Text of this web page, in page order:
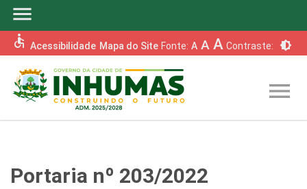
menu
accessible Acessibilidade Mapa do Site Fonte: A A A Contraste: brightness_6
menu
Portaria nº 203/2022